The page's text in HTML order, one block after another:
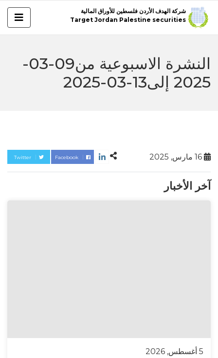
شركة الهدف الأردن فلسطين للأوراق المالية
Target Jordan Palestine securities
النشرة الاسبوعية من09-03-
2025 إلى13-03-2025
Twitter Facebook
آخر الأخبار
5 أغسطس, 2026